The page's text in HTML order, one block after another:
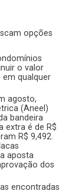
o valor
em qualquer
agosto,
(Aneel)
bandeira
extra é de R$
R$ 9,492.
aposta
dos
encontradas